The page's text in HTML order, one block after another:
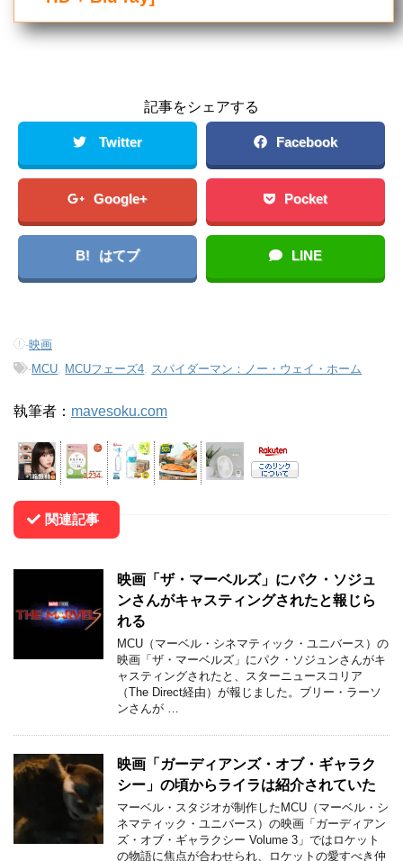
記事をシェアする
Twitter Facebook
Google+ Pocket
B! はてブ LINE
-映画
-MCU MCUフェーズ4 スパイダーマン：ノー・ウェイ・ホーム
執筆者： mavesoku.com
関連記事
映画「ザ・マーベルズ」にパク・ソジュ
ンさんがキャスティングされたと報じら
れる
MCU（マーベル・シネマティック・ユニバース）の
映画「ザ・マーベルズ」にパク・ソジュンさんがキ
ャスティングされたと、スターニュースコリア
（The Direct経由）が報じました。ブリー・ラーソ
ンさんが …
映画「ガーディアンズ・オブ・ギャラク
シー」の頃からライラは紹介されていた
マーベル・スタジオが制作したMCU（マーベル・シ
ネマティック・ユニバース）の映画「ガーディアン
ズ・オブ・ギャラクシー Volume 3」ではロケット
の物語に焦点が合わせられ、ロケットの愛すべき仲